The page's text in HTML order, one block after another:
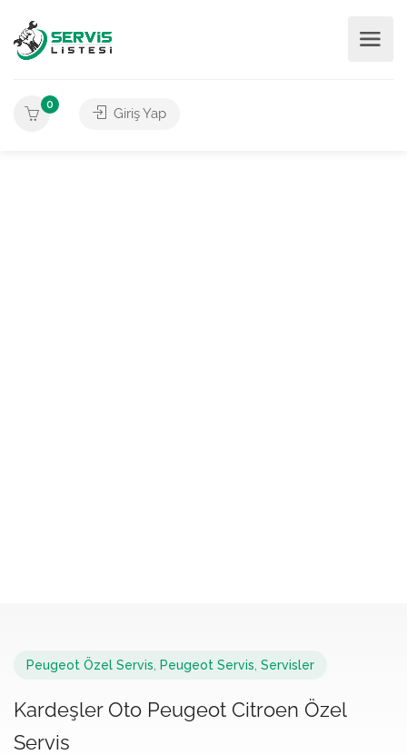
0
Giriş Yap
Peugeot Özel Servis Peugeot Servis Servisler
Kardeşler Oto Peugeot Citroen Özel
Servis